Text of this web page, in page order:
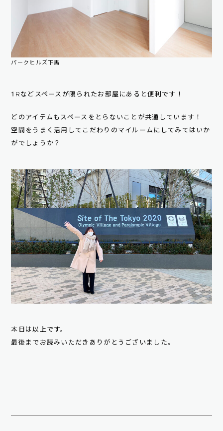
パークヒルズ下馬
1Rなどスペースが限られたお部屋にあると便利です！
どのアイテムもスペースをとらないことが共通しています！
空間をうまく活用してこだわりのマイルームにしてみてはいか
がでしょうか？
本日は以上です。
最後までお読みいただきありがとうございました。